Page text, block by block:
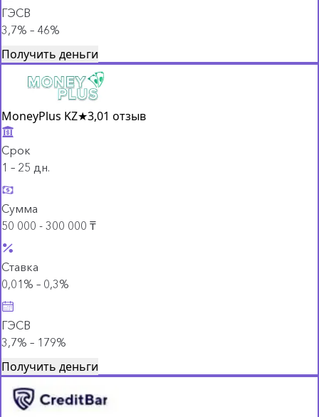
ГЭСВ
3,7% – 46%
Получить деньги
MoneyPlus KZ★3,01 отзыв
Срок
1 – 25 дн.
Сумма
50 000 - 300 000 ₸
Ставка
0,01% – 0,3%
ГЭСВ
3,7% – 179%
Получить деньги